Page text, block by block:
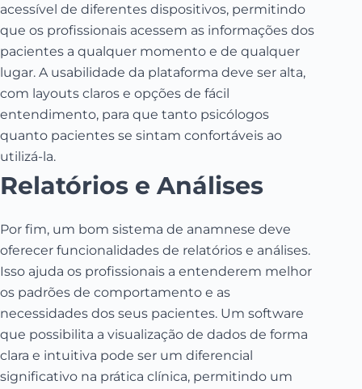
acessível de diferentes dispositivos, permitindo
que os profissionais acessem as informações dos
pacientes a qualquer momento e de qualquer
lugar. A usabilidade da plataforma deve ser alta,
com layouts claros e opções de fácil
entendimento, para que tanto psicólogos
quanto pacientes se sintam confortáveis ao
utilizá-la.
Relatórios e Análises
Por fim, um bom sistema de anamnese deve
oferecer funcionalidades de relatórios e análises.
Isso ajuda os profissionais a entenderem melhor
os padrões de comportamento e as
necessidades dos seus pacientes. Um software
que possibilita a visualização de dados de forma
clara e intuitiva pode ser um diferencial
significativo na prática clínica, permitindo um